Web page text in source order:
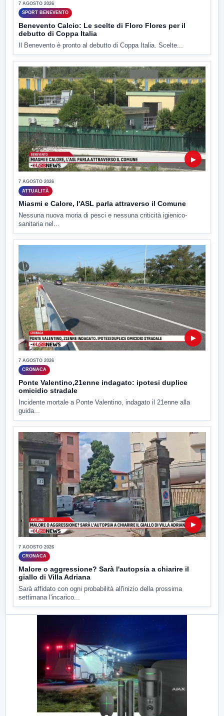
7 AGOSTO 2026
SPORT BENEVENTO
Benevento Calcio: Le scelte di Floro Flores per il
debutto di Coppa Italia
Il Benevento è pronto al debutto di Coppa Italia. Scelte...
▶
7 AGOSTO 2026
ATTUALITÀ
Miasmi e Calore, l'ASL parla attraverso il Comune
Nessuna nuova moria di pesci e nessuna criticità igienico-
sanitaria nel...
▶
7 AGOSTO 2026
CRONACA
Ponte Valentino,21enne indagato: ipotesi duplice
omicidio stradale
Incidente mortale a Ponte Valentino, indagato il 21enne alla
guida...
▶
7 AGOSTO 2026
CRONACA
Malore o aggressione? Sarà l'autopsia a chiarire il
giallo di Villa Adriana
Sarà affidato con ogni probabilità all'inizio della prossima
settimana l'incarico...